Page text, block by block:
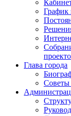
График
Глава города
Советы